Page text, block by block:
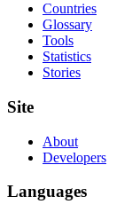
Countries
Glossary
Tools
Statistics
Stories
Site
About
Developers
Languages